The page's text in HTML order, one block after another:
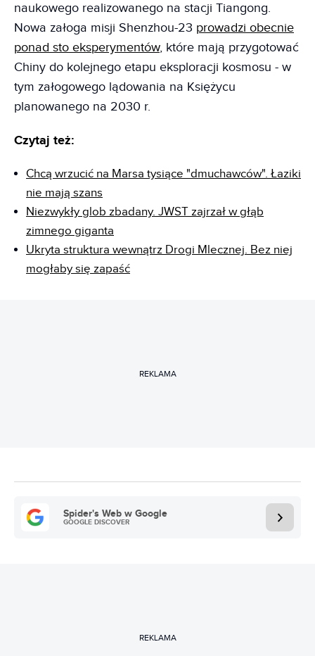
naukowego realizowanego na stacji Tiangong.
Nowa załoga misji Shenzhou-23 prowadzi obecnie
ponad sto eksperymentów, które mają przygotować
Chiny do kolejnego etapu eksploracji kosmosu - w
tym załogowego lądowania na Księżycu
planowanego na 2030 r.
Czytaj też:
Chcą wrzucić na Marsa tysiące "dmuchawców". Łaziki
nie mają szans
Niezwykły glob zbadany. JWST zajrzał w głąb
zimnego giganta
Ukryta struktura wewnątrz Drogi Mlecznej. Bez niej
mogłaby się zapaść
REKLAMA
Spider's Web w Google
GOOGLE DISCOVER
REKLAMA